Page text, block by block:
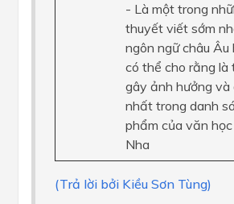
- Là một trong
thuyết viết sớm
ngôn ngữ châu Âu
có thể cho rằng là
gây ảnh hưởng và
nhất trong danh
phẩm của văn
Nha
(Trả lời bởi Kiều Sơn Tùng)